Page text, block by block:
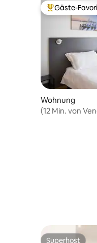
Beliebter
Gäste-
Wohnung
(12 Min. von
Superhost